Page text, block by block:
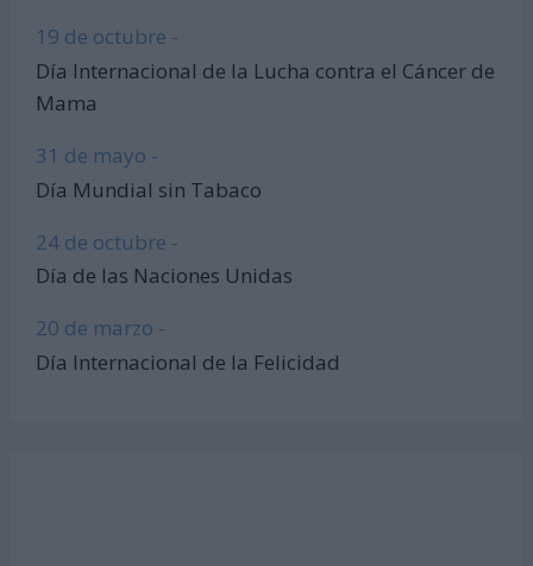
19 de octubre -
Día Internacional de la Lucha contra el Cáncer de
Mama
31 de mayo -
Día Mundial sin Tabaco
24 de octubre -
Día de las Naciones Unidas
20 de marzo -
Día Internacional de la Felicidad